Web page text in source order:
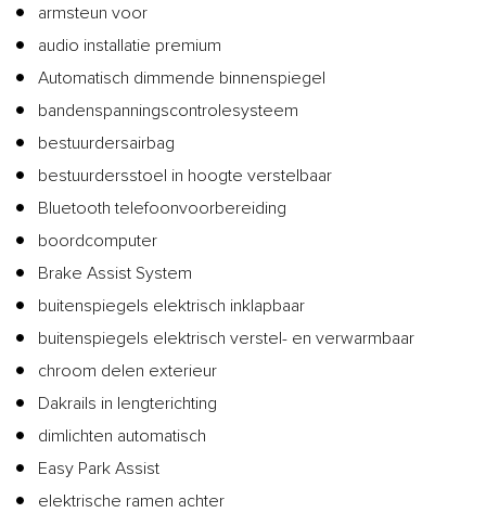
armsteun voor
audio installatie premium
Automatisch dimmende binnenspiegel
bandenspanningscontrolesysteem
bestuurdersairbag
bestuurdersstoel in hoogte verstelbaar
Bluetooth telefoonvoorbereiding
boordcomputer
Brake Assist System
buitenspiegels elektrisch inklapbaar
buitenspiegels elektrisch verstel- en verwarmbaar
chroom delen exterieur
Dakrails in lengterichting
dimlichten automatisch
Easy Park Assist
elektrische ramen achter